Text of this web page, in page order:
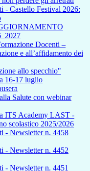
- Castello Festival 2026:
Docenti –
e all’affidamento dei
allo specchio"
16-17 luglio
Salute con webinar
ITS Academy LAST -
scolastico 2025/2026
- Newsletter n. 4458
- Newsletter n. 4452
- Newsletter n. 4451